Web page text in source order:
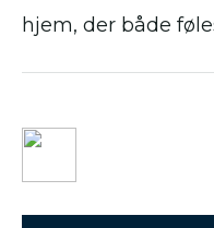
hjem, der både